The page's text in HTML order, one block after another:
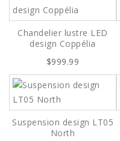
Chandelier lustre LED
design Coppélia
$999.99
Suspension design LT05
North